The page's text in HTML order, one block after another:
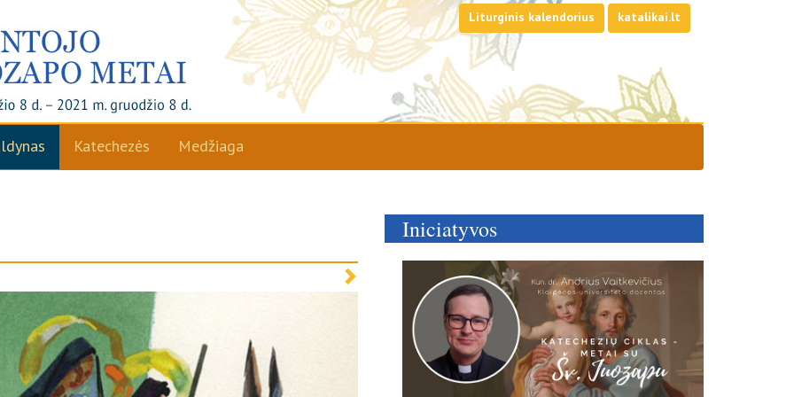
Liturginis kalendorius katalikai.lt
Katechezės Medžiaga
Iniciatyvos